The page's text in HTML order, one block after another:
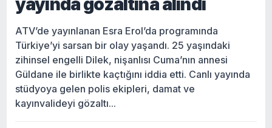
yayında gözaltına alındı
ATV’de yayınlanan Esra Erol’da programında
Türkiye’yi sarsan bir olay yaşandı. 25 yaşındaki
zihinsel engelli Dilek, nişanlısı Cuma’nın annesi
Güldane ile birlikte kaçtığını iddia etti. Canlı yayında
stüdyoya gelen polis ekipleri, damat ve
kayınvalideyi gözaltı...